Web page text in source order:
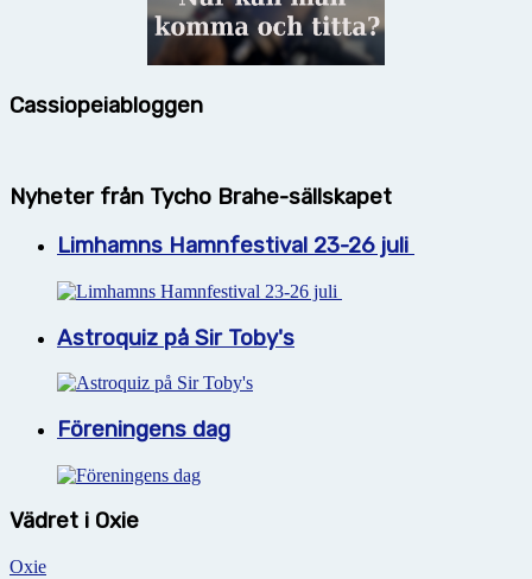
Cassiopeiabloggen
Nyheter från Tycho Brahe-sällskapet
Limhamns Hamnfestival 23-26 juli
Astroquiz på Sir Toby's
Föreningens dag
Vädret i Oxie
Oxie